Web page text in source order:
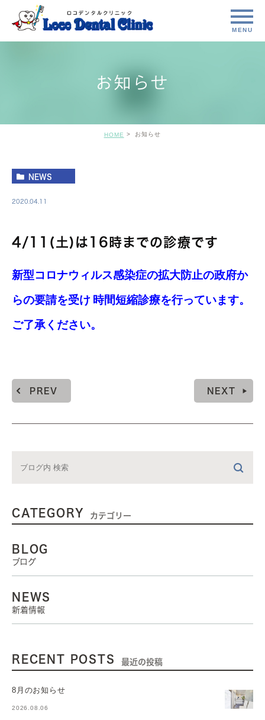
お知らせ
HOME お知らせ
NEWS
2020.04.11
4/11(土)は16時までの診療です
新型コロナウィルス感染症の拡大防止の政府か
らの要請を受け 時間短縮診療を行っています。
ご了承ください。
PREV NEXT
CATEGORY カテゴリー
BLOG
ブログ
NEWS
新着情報
RECENT POSTS 最近の投稿
8月のお知らせ
2026.08.06